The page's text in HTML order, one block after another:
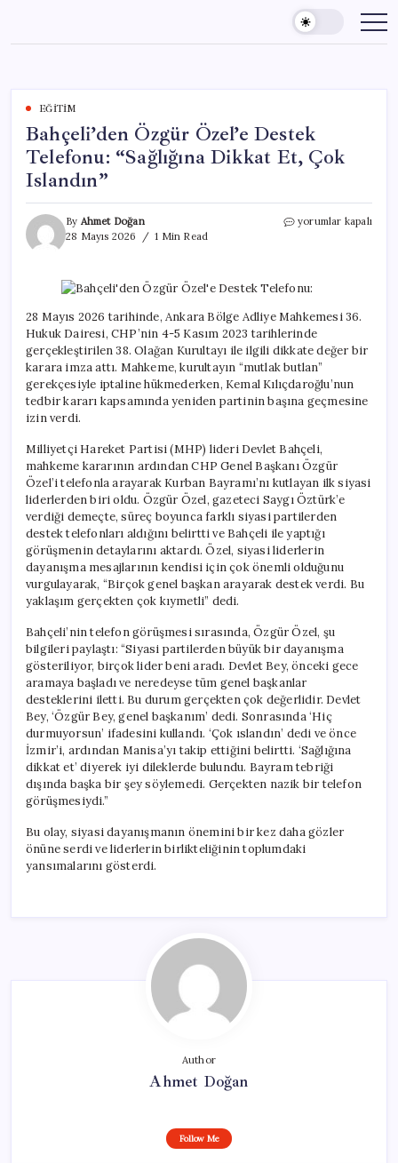
content
EĞITIM
Bahçeli’den Özgür Özel’e Destek
Telefonu: “Sağlığına Dikkat Et, Çok
Islandın”
By Ahmet Doğan
28 Mayıs 2026
1 Min Read
Bahçeli’den
“Sağlığına
Dikkat
Et,
Çok
Islandın”
için
yorumlar kapalı
28 Mayıs 2026 tarihinde, Ankara Bölge Adliye Mahkemesi 36.
Hukuk Dairesi, CHP’nin 4-5 Kasım 2023 tarihlerinde
gerçekleştirilen 38. Olağan Kurultayı ile ilgili dikkate değer bir
karara imza attı. Mahkeme, kurultayın “mutlak butlan”
gerekçesiyle iptaline hükmederken, Kemal Kılıçdaroğlu’nun
tedbir kararı kapsamında yeniden partinin başına geçmesine
izin verdi.
Milliyetçi Hareket Partisi (MHP) lideri Devlet Bahçeli,
mahkeme kararının ardından CHP Genel Başkanı Özgür
Özel’i telefonla arayarak Kurban Bayramı’nı kutlayan ilk siyasi
liderlerden biri oldu. Özgür Özel, gazeteci Saygı Öztürk’e
verdiği demeçte, süreç boyunca farklı siyasi partilerden
destek telefonları aldığını belirtti ve Bahçeli ile yaptığı
görüşmenin detaylarını aktardı. Özel, siyasi liderlerin
dayanışma mesajlarının kendisi için çok önemli olduğunu
vurgulayarak, “Birçok genel başkan arayarak destek verdi. Bu
yaklaşım gerçekten çok kıymetli” dedi.
Bahçeli’nin telefon görüşmesi sırasında, Özgür Özel, şu
bilgileri paylaştı: “Siyasi partilerden büyük bir dayanışma
gösteriliyor, birçok lider beni aradı. Devlet Bey, önceki gece
aramaya başladı ve neredeyse tüm genel başkanlar
desteklerini iletti. Bu durum gerçekten çok değerlidir. Devlet
Bey, ‘Özgür Bey, genel başkanım’ dedi. Sonrasında ‘Hiç
durmuyorsun’ ifadesini kullandı. ‘Çok ıslandın’ dedi ve önce
İzmir’i, ardından Manisa’yı takip ettiğini belirtti. ‘Sağlığına
dikkat et’ diyerek iyi dileklerde bulundu. Bayram tebriği
dışında başka bir şey söylemedi. Gerçekten nazik bir telefon
görüşmesiydi.”
Bu olay, siyasi dayanışmanın önemini bir kez daha gözler
önüne serdi ve liderlerin birlikteliğinin toplumdaki
yansımalarını gösterdi.
Author
Ahmet Doğan
Follow Me